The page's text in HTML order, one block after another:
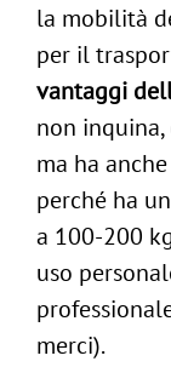
la mobilità
per il
vantaggi
non
ma ha
perché ha
a 100-200
uso
merci).